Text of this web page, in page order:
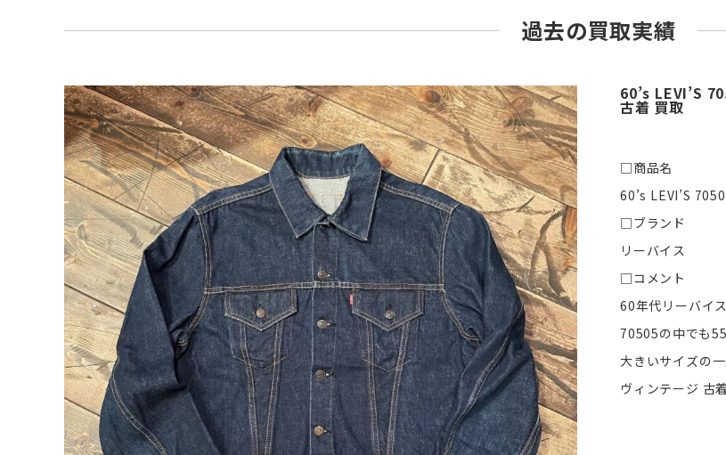
過去の買取実績
60’s LEVI’S
古着 買取
□商品名
60’s LEVI’S
□ブランド
リーバイス
□コメント
60年代リーバイ
70505の中でも
大きいサイズの一
ヴィンテージ 古